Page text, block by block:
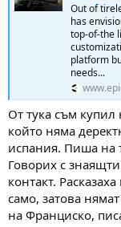
Out of
has
top-of-the
platform
needs...
От тука съм купил
който няма
испания. Пиша на
Говорих с
контакт.
само, затова
на Франциско,